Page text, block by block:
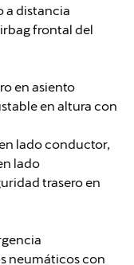
a distancia
frontal del
en asiento
en altura con
lado conductor,
lado
trasero en
neumáticos con